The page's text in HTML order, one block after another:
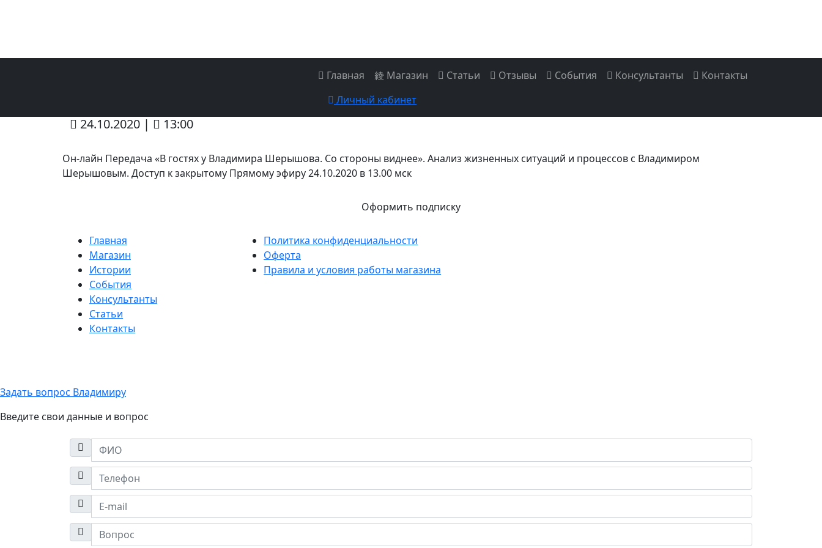
Главная Магазин Статьи Отзывы События Консультанты
Контакты
Личный кабинет
24.10.2020 | 13:00
Он-лайн Передача «В гостях у Владимира Шерышова. Со стороны виднее». Анализ жизненных ситуаций и процессов с Владимиром
Шерышовым. Доступ к закрытому Прямому эфиру 24.10.2020 в 13.00 мск
Оформить подписку
Главная
Магазин
Истории
События
Консультанты
Статьи
Контакты
Политика конфиденциальности
Оферта
Правила и условия работы магазина
Задать вопрос Владимиру
Введите свои данные и вопрос